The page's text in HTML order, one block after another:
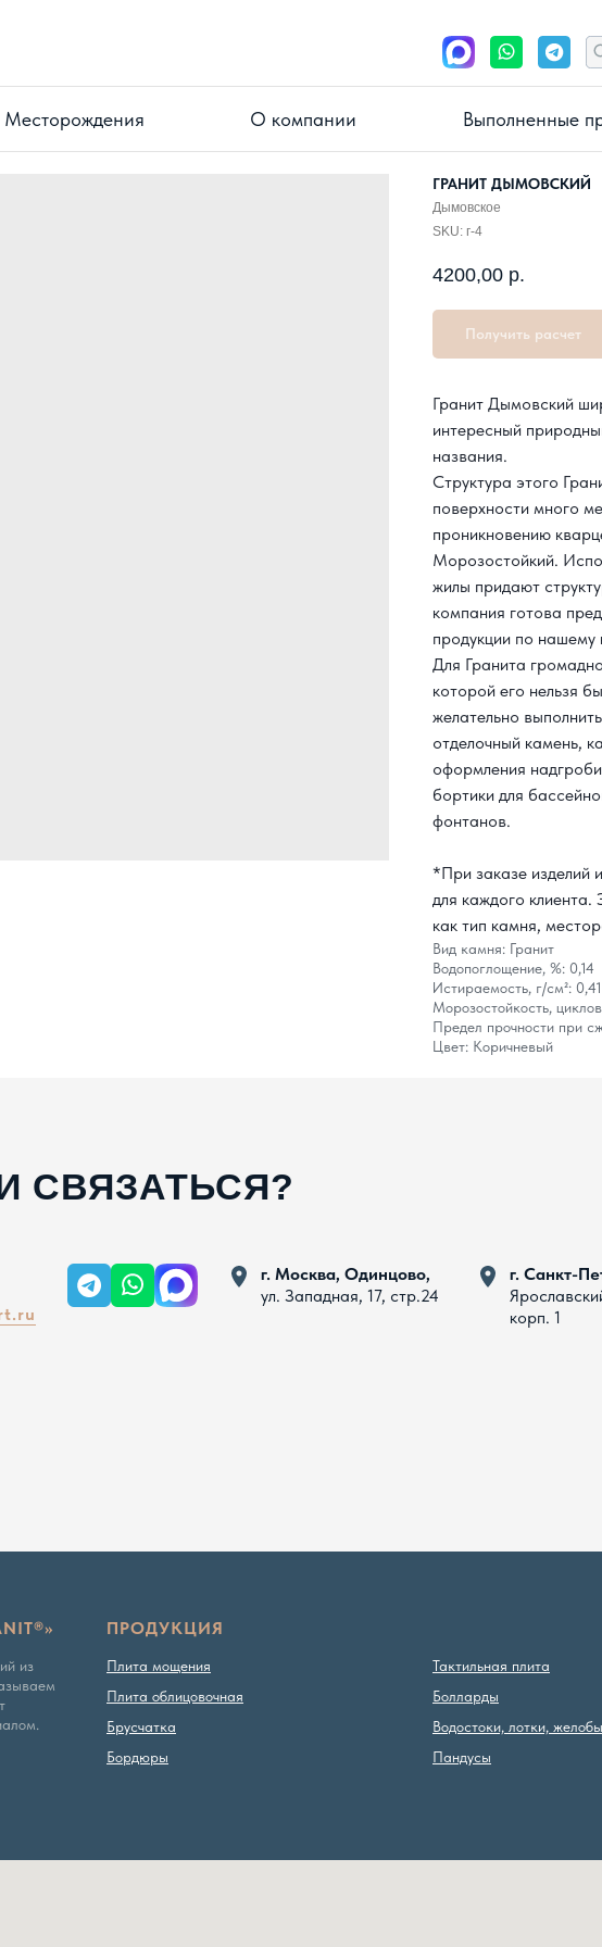
Месторождения О компании Выполненные
ГРАНИТ ДЫМОВСКИЙ
Дымовское
SKU: г-4
4200,00 р.
Получить расчет
Гранит Дымовский
интересный
названия.
Структура этого
поверхности много
проникновению
Морозостойкий.
жилы придают
компания готова
продукции по нашему
Для Гранита
которой его нельзя
желательно
отделочный камень,
оформления
бортики для
фонтанов.
*При заказе изделий
для каждого
как тип камня,
Вид камня: Гранит
Водопоглощение, %: 0,14
Истираемость, г/см²: 0,41
Морозостойкость,
Предел прочности при
Цвет: Коричневый
СВЯЗАТЬСЯ?
г. Москва, Одинцово,
ул. Западная, 17, стр.24
г. Санкт-
корп. 1
из
Тактильная плита
Болларды
Водостоки, лотки, желобы
Пандусы
ПРОДУКЦИЯ
Плита мощения
Плита облицовочная
Брусчатка
Бордюры